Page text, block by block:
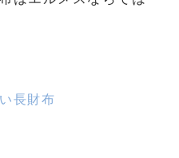
長財布